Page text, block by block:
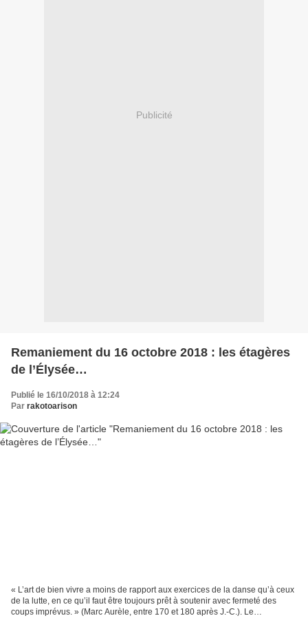
Publicité
Remaniement du 16 octobre 2018 : les étagères
de l’Élysée…
Publié le 16/10/2018 à 12:24
Par rakotoarison
« L’art de bien vivre a moins de rapport aux exercices de la danse qu’à ceux
de la lutte, en ce qu’il faut être toujours prêt à soutenir avec fermeté des
coups imprévus. » (Marc Aurèle, entre 170 et 180 après J.-C.). Le